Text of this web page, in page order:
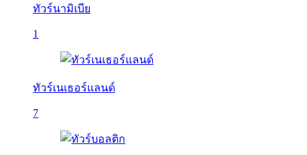
ทัวร์นามิเบีย
1
ทัวร์เนเธอร์แลนด์
7